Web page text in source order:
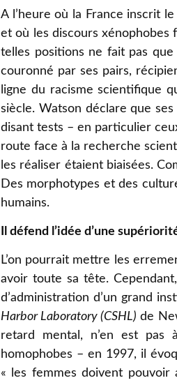
A l’heure où la France inscrit
et où les discours xénophobes
telles positions ne fait pas que
couronné par ses pairs,
ligne du racisme scientifique
siècle. Watson déclare que
disant tests – en particulier
route face à la recherche
les réaliser étaient biaisées.
Des morphotypes et des
humains.
Il défend l’idée d’une
L’on pourrait mettre les
avoir toute sa tête.
d’administration d’un grand
Harbor Laboratory (CSHL) de
retard mental, n’en est pas
homophobes – en 1997, il
« les femmes doivent